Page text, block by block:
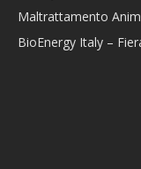
Maltrattamento
BioEnergy Italy –